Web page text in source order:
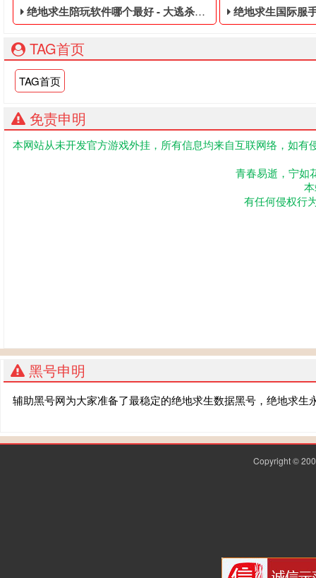
绝地求生陪玩软件哪个最好 - 大逃杀免费的皮肤白号 绝地求生国际服手游怎么
TAG首页
TAG首页
免责申明
本网站从未开发官方游戏外挂，所有信息均来自互联网络，如
青春易逝，宁如
有任何侵权行
黑号申明
辅助黑号网为大家准备了最稳定的绝地求生数据黑号，绝地求
Copyright ©